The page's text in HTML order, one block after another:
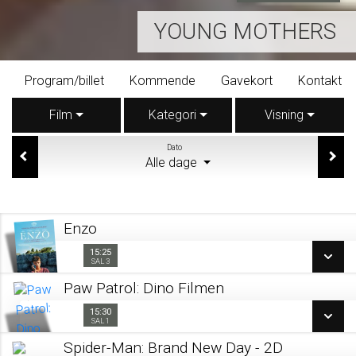
YOUNG MOTHERS
Program/billet Kommende Gavekort Kontakt
Film Kategori Visning
Dato
Alle dage
Enzo
15:25
SAL 3
Sal 3
LÆS MERE
Paw Patrol: Dino Filmen
15:30
SAL 1
Sal 1
Spider-Man: Brand New Day - 2D